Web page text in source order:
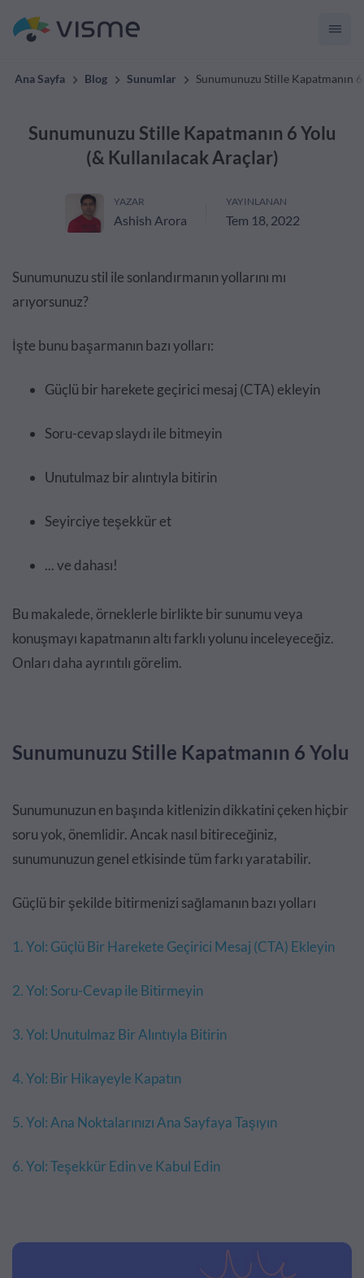
Ana Sayfa Blog Sunumlar Sunumunuzu Stille Kapatmanın
Sunumunuzu Stille Kapatmanın 6 Yolu
(& Kullanılacak Araçlar)
YAZAR
Ashish Arora
YAYINLANAN
Tem 18, 2022
Sunumunuzu stil ile sonlandırmanın yollarını mı
arıyorsunuz?
İşte bunu başarmanın bazı yolları:
Güçlü bir harekete geçirici mesaj (CTA) ekleyin
Soru-cevap slaydı ile bitmeyin
Unutulmaz bir alıntıyla bitirin
Seyirciye teşekkür et
... ve dahası!
Bu makalede, örneklerle birlikte bir sunumu veya
konuşmayı kapatmanın altı farklı yolunu inceleyeceğiz.
Onları daha ayrıntılı görelim.
Sunumunuzu Stille Kapatmanın 6 Yolu
Sunumunuzun en başında kitlenizin dikkatini çeken hiçbir
soru yok, önemlidir. Ancak nasıl bitireceğiniz,
sunumunuzun genel etkisinde tüm farkı yaratabilir.
Güçlü bir şekilde bitirmenizi sağlamanın bazı yolları
1. Yol: Güçlü Bir Harekete Geçirici Mesaj (CTA) Ekleyin
2. Yol: Soru-Cevap ile Bitirmeyin
3. Yol: Unutulmaz Bir Alıntıyla Bitirin
4. Yol: Bir Hikayeyle Kapatın
5. Yol: Ana Noktalarınızı Ana Sayfaya Taşıyın
6. Yol: Teşekkür Edin ve Kabul Edin